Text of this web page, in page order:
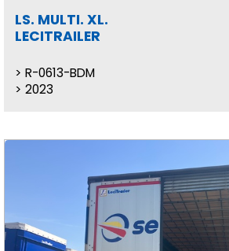
LS. MULTI. XL.
LECITRAILER
R-0613-BDM
2023